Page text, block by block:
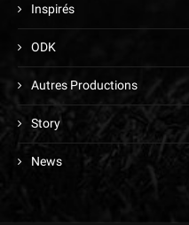
Inspirés
ODK
Autres Productions
Story
News